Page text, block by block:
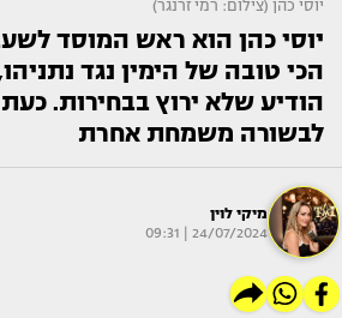
יוסי כהן (צילום: רמי זרנגר)
יוסי כהן הוא ראש המוסד
הכי טובה של הימין נגד
הודיע שלא ירוץ בבחירות.
לבשורה משמחת אחרת
מיקי לוין
24/07/2024 | 09:31